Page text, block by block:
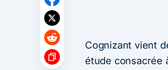
Cognizant vient
étude consacrée